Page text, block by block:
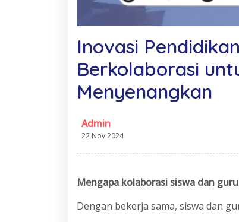
Inovasi
Berkolaborasi
Menyenangkan
Admin
22 Nov 2024
Mengapa kolaborasi siswa dan
Dengan bekerja sama, siswa dan